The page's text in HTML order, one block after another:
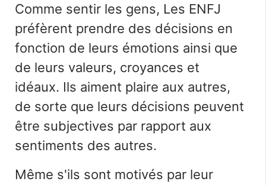
Comme sentir les gens, Les ENFJ
préfèrent prendre des décisions en
fonction de leurs émotions ainsi que
de leurs valeurs, croyances et
idéaux. Ils aiment plaire aux autres,
de sorte que leurs décisions peuvent
être subjectives par rapport aux
sentiments des autres.
Même s'ils sont motivés par leur